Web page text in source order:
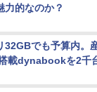
力的なのか？
32GBでも予算内。
載dynabookを2千